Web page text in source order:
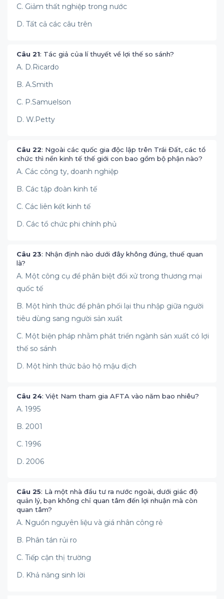
C. Giảm thất nghiệp trong nước
D. Tất cả các câu trên
Câu 21: Tác giả của lí thuyết về lợi thế so sánh?
A. D.Ricardo
B. A.Smith
C. P.Samuelson
D. W.Petty
Câu 22: Ngoài các quốc gia độc lập trên Trái Đất, các tổ
chức thì nền kinh tế thế giới con bao gồm bộ phận nào?
A. Các công ty, doanh nghiệp
B. Các tập đoàn kinh tế
C. Các liên kết kinh tế
D. Các tổ chức phi chính phủ
Câu 23: Nhận định nào dưới đây không đúng, thuế quan
là?
A. Một công cụ để phân biệt đối xử trong thương mại
quốc tế
B. Một hình thức để phân phối lại thu nhập giữa người
tiêu dùng sang người sản xuất
C. Một biện pháp nhằm phát triển ngành sản xuất có lợi
thế so sánh
D. Một hình thức bảo hộ mậu dịch
Câu 24: Việt Nam tham gia AFTA vào năm bao nhiêu?
A. 1995
B. 2001
C. 1996
D. 2006
Câu 25: Là một nhà đầu tư ra nước ngoài, dưới giác độ
quản lý, bạn không chỉ quan tâm đến lợi nhuận mà còn
quan tâm?
A. Nguồn nguyên liệu và giá nhân công rẻ
B. Phân tán rủi ro
C. Tiếp cận thị trường
D. Khả năng sinh lời